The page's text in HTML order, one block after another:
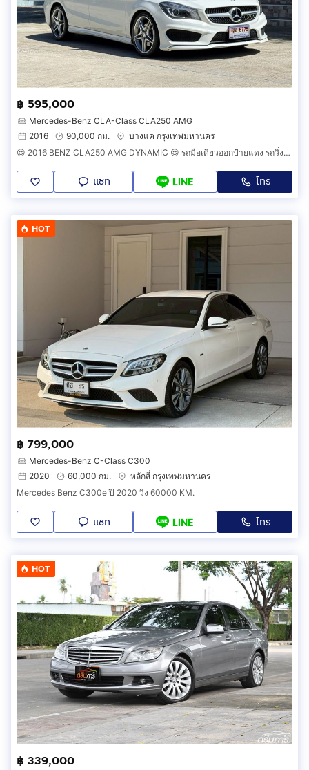
฿ 595,000
Mercedes-Benz CLA-Class CLA250 AMG
2016
90,000 กม.
บางแค กรุงเทพมหานคร
😍 2016 BENZ CLA250 AMG DYNAMIC 😍 รถมือเดียวออกป้ายแดง รถวิ่งน้อยเพียง 90,000 กม เข้าศูนย์ตลอด รถไม่เคยมีอุบัติเหตุครับ
แชท LINE โทร
HOT
฿ 799,000
Mercedes-Benz C-Class C300
2020
60,000 กม.
หลักสี่ กรุงเทพมหานคร
Mercedes Benz C300e ปี 2020 วิ่ง 60000 KM.
แชท LINE โทร
HOT
฿ 339,000